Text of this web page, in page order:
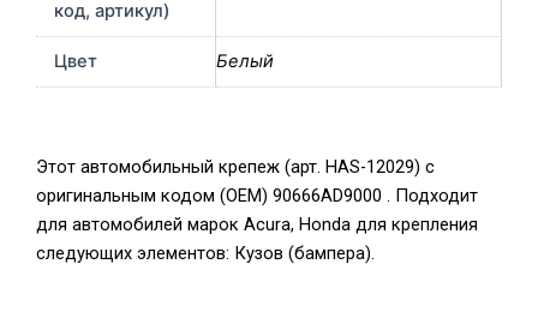
код, артикул)
Цвет Белый
Этот автомобильный крепеж (арт. HAS-12029) с
оригинальным кодом (OEM) 90666AD9000 . Подходит
для автомобилей марок Acura, Honda для крепления
следующих элементов: Кузов (бампера).